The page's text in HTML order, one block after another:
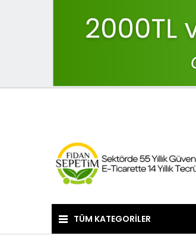
TÜM KATEGORİLER